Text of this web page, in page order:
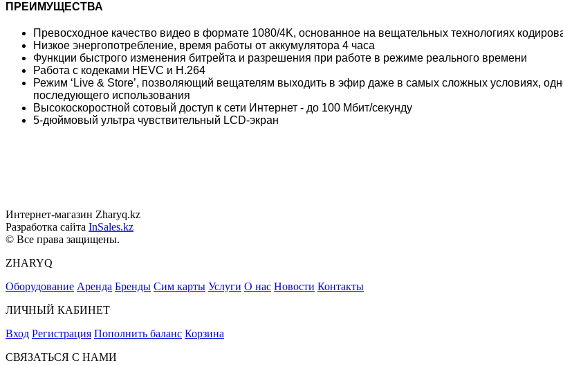
ПРЕИМУЩЕСТВА
Превосходное качество видео в формате 1080/4K, основанное на вещательных технологиях
Низкое энергопотребление, время работы от аккумулятора 4 часа
Функции быстрого изменения битрейта и разрешения при работе в режиме реального времени
Работа с кодеками HEVC и H.264
Режим ‘Live & Store’, позволяющий вещателям выходить в эфир даже в самых сложных условиях,
последующего использования
Высокоскоростной сотовый доступ к сети Интернет - до 100 Мбит/секунду
5-дюймовый ультра чувствительный LCD-экран
Интернет-магазин Zharyq.kz
Разработка сайта InSales.kz
© Все права защищены.
ZHARYQ
Оборудование Аренда Бренды Сим карты Услуги О нас Новости Контакты
ЛИЧНЫЙ КАБИНЕТ
Вход Регистрация Пополнить баланс Корзина
СВЯЗАТЬСЯ С НАМИ